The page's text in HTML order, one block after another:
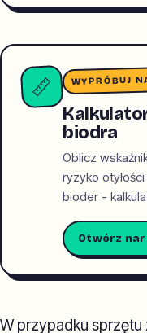
📏 WYPRÓBUJ
biodra
Oblicz
ryzyko
bioder -
Otwórz
W przypadku